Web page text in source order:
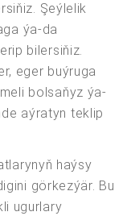
Şeýlelik
ýa-da
bilersiňiz.
eger buýruga
bolsaňyz ýa-
aýratyn teklip
haýsy
görkezýär. Bu
ugurlary